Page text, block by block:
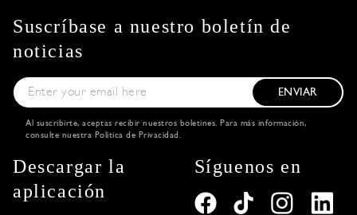
Suscríbase a nuestro boletín de
noticias
ENVIAR
Al suscribirte, aceptas recibir nuestros boletines. Para más información,
consulte nuestra Política de Privacidad .
Descargar la
aplicación
Síguenos en